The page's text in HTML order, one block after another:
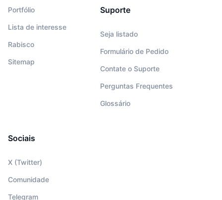
Portfólio
Lista de interesse
Rabisco
Sitemap
Suporte
Seja listado
Formulário de Pedido
Contate o Suporte
Perguntas Frequentes
Glossário
Sociais
X (Twitter)
Comunidade
Telegram